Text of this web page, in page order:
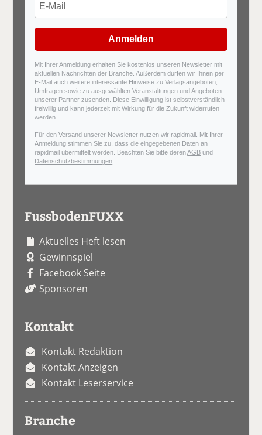
Anmelden
Mit Ihrer Anmeldung erhalten Sie kostenlos unseren Newsletter mit
aktuellen Nachrichten der Branche. Außerdem dürfen wir Ihnen per
E-Mail auch weitere interessante Hinweise zu Verlagsangeboten,
Umfragen sowie zu ausgewählten Veranstaltungen und Angeboten
unserer Partner zusenden. Diese Einwilligung ist selbstverständlich
freiwillig und kann jederzeit mit Wirkung für die Zukunft widerrufen
werden.
Für den Versand unserer Newsletter nutzen wir rapidmail. Mit Ihrer
Anmeldung stimmen Sie zu, dass die eingegebenen Daten an
rapidmail übermittelt werden. Beachten Sie bitte derenAGB und
Datenschutzbestimmungen.
FussbodenFUXX
Aktuelles Heft lesen
Gewinnspiel
Facebook Seite
Sponsoren
Kontakt
Kontakt Redaktion
Kontakt Anzeigen
Kontakt Leserservice
Branche